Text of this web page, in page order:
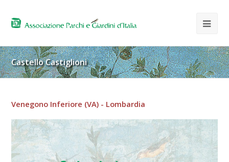
Castello Castiglioni
Venegono Inferiore (VA) - Lombardia